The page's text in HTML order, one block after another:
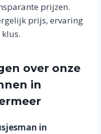
prijzen.
prijs, ervaring
over onze
in
in